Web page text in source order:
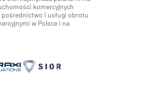
komercyjnych
i usługi obrotu
w Polsce i na